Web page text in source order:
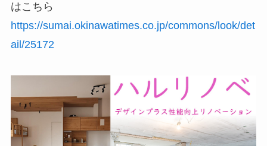
はこちら
https://sumai.okinawatimes.co.jp/commons/look/det
ail/25172